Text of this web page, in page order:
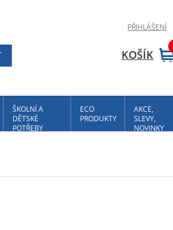
PŘIHLÁŠENÍ
KOŠÍK
ŠKOLNÍ A
DĚTSKÉ
POTŘEBY
ECO
PRODUKTY
AKCE,
SLEVY,
NOVINKY